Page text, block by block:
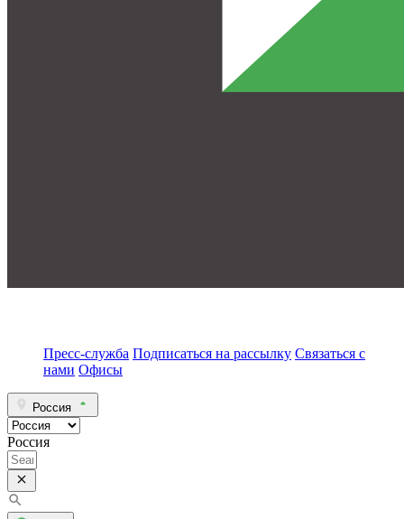
Пресс-служба Подписаться на рассылку Связаться с
нами Офисы
Россия
Россия